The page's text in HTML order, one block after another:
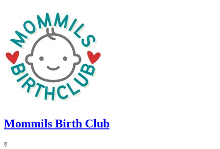
Mommils Birth Club